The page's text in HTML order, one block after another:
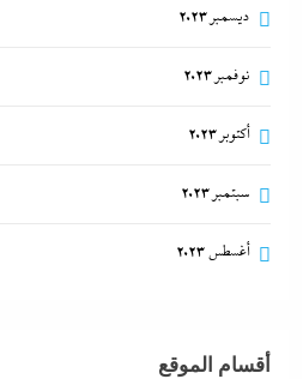
ديسمبر 2023
نوفمبر 2023
أكتوبر 2023
سبتمبر 2023
أغسطس 2023
أقسام الموقع